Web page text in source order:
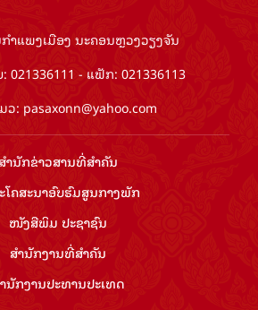
ແພງເມືອງ ນະຄອນຫຼວງວຽງຈັນ
021336111 - ແຟັກ: 021336113
ວ: pasaxonn@yahoo.com
ສຳ​ນັກ​ຂ່າວ​ສານ​ທີ່​ສຳ​ຄັນ​
ໂຄສະນາອົບຮົມ​ສູນ​ກາງ​ພັກ
ໜັງສືພິມ ປະ​ຊາ​ຊົນ
ສຳ​ນັກ​ງານ​ທີ່​ສຳ​ຄັນ
ນັກ​ງານ​ປະ​ທານ​ປະ​ເທດ